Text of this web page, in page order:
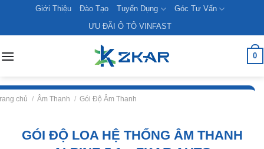
content
Giới Thiệu Đào Tạo Tuyển Dụng
Góc Tư Vấn
ƯU ĐÃI Ô TÔ VINFAST
0
chủ / Âm Thanh / Gói Độ Âm Thanh
GÓI ĐỘ LOA HỆ THỐNG ÂM THANH